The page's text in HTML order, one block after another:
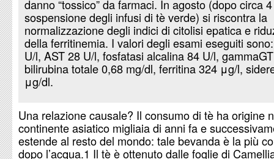
danno “tossico” da farmaci. In agosto (dopo circa
sospensione degli infusi di tè verde) si riscontra la
normalizzazione degli indici di citolisi epatica e
della ferritinemia. I valori degli esami eseguiti
U/l, AST 28 U/l, fosfatasi alcalina 84 U/l,
bilirubina totale 0,68 mg/dl, ferritina 324 μg/l,
μg/dl.
Una relazione causale? Il consumo di tè ha origine
continente asiatico migliaia di anni fa e
estende al resto del mondo: tale bevanda è la più
dopo l’acqua.1 Il tè è ottenuto dalle foglie di